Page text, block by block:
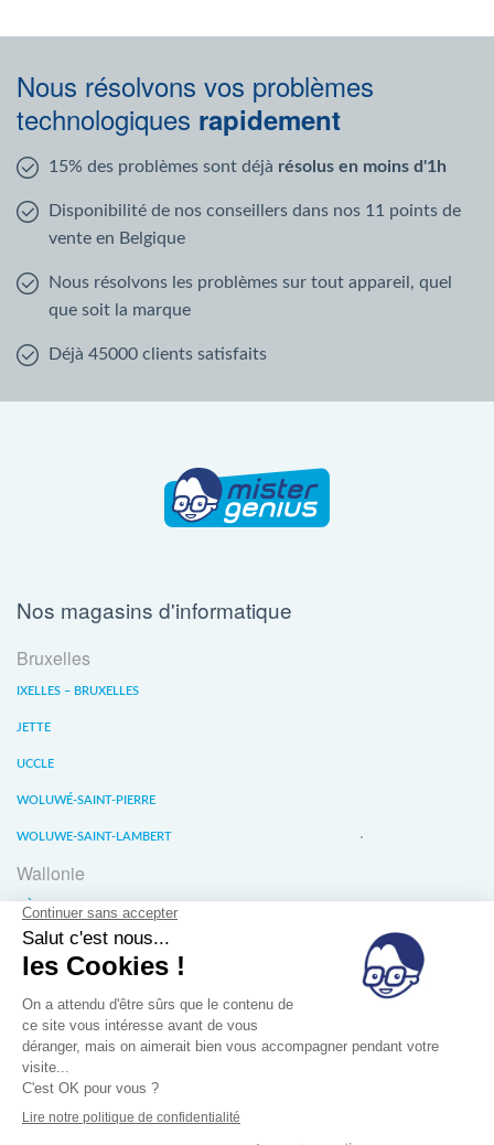
Nous résolvons vos problèmes
technologiques rapidement
15% des problèmes sont déjà résolus en moins d'1h
Disponibilité de nos conseillers dans nos 11 points de
vente en Belgique
Nous résolvons les problèmes sur tout appareil, quel
que soit la marque
Déjà 45000 clients satisfaits
Nos magasins d'informatique
Bruxelles
IXELLES – BRUXELLES
JETTE
UCCLE
WOLUWÉ-SAINT-PIERRE
WOLUWE-SAINT-LAMBERT
Wallonie
LIÈGE
WATERLOO
WAVRE
À propos Conditions générales de vente